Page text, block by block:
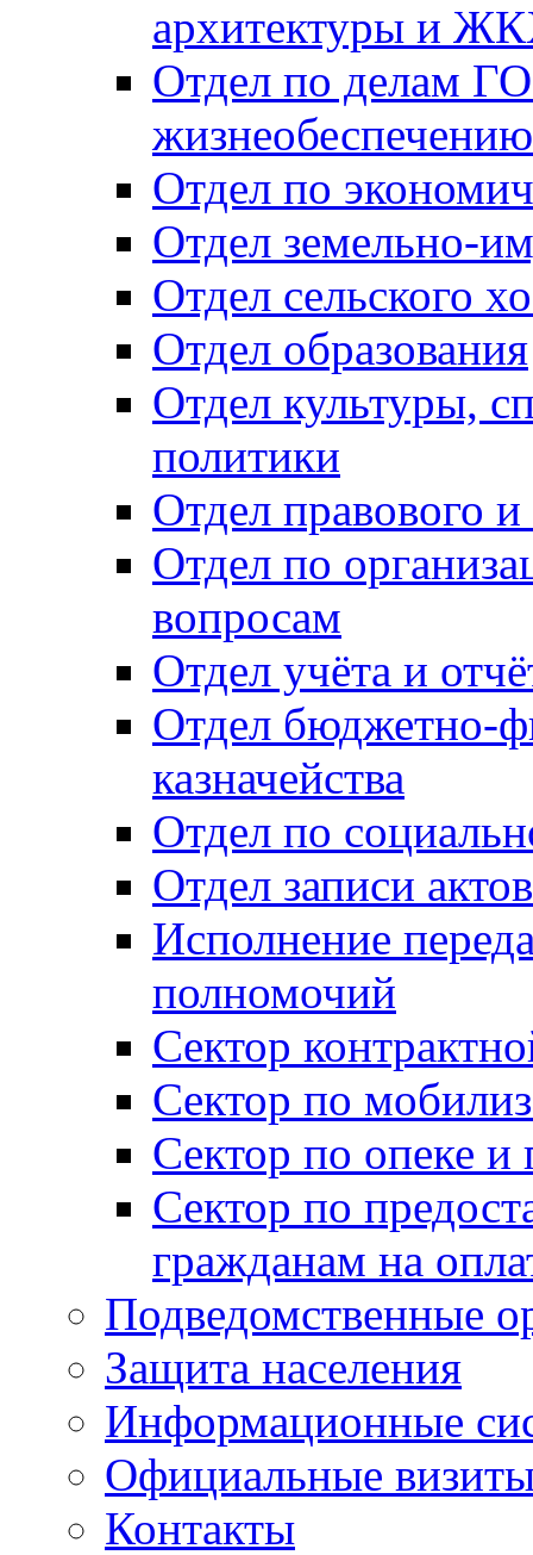
архитектуры и
Отдел по делам
Отдел по
Отдел земельно-
Отдел сельского
Отдел образования
Отдел культуры,
политики
Отдел правового
Отдел по
вопросам
Отдел учёта и
Отдел бюджетно-
казначейства
Отдел по
Отдел записи
Исполнение
полномочий
Сектор
Сектор по
Сектор по опеке и
Сектор по
гражданам на
Подведомственные
Защита населения
Информационные
Официальные
Контакты